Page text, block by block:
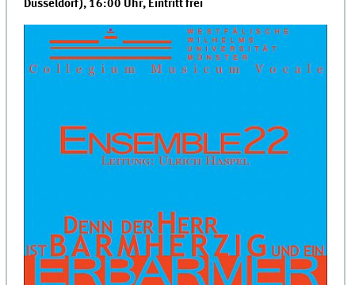
Düsseldorf), 16:00 Uhr, Eintritt frei